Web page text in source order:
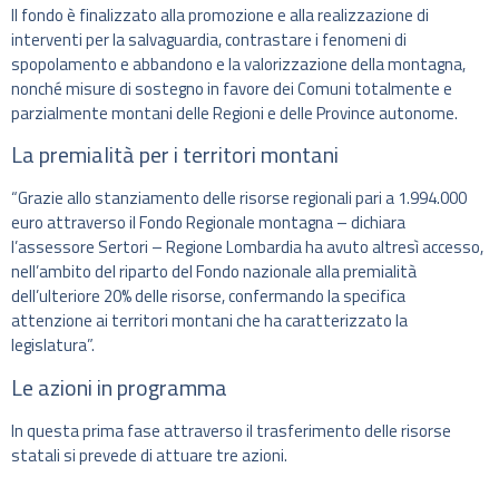
Il fondo è finalizzato alla promozione e alla realizzazione di
interventi per la salvaguardia, contrastare i fenomeni di
spopolamento e abbandono e la valorizzazione della montagna,
nonché misure di sostegno in favore dei Comuni totalmente e
parzialmente montani delle Regioni e delle Province autonome.
La premialità per i territori montani
“Grazie allo stanziamento delle risorse regionali pari a 1.994.000
euro attraverso il Fondo Regionale montagna – dichiara
l’assessore Sertori – Regione Lombardia ha avuto altresì accesso,
nell’ambito del riparto del Fondo nazionale alla premialità
dell’ulteriore 20% delle risorse, confermando la specifica
attenzione ai territori montani che ha caratterizzato la
legislatura”.
Le azioni in programma
In questa prima fase attraverso il trasferimento delle risorse
statali si prevede di attuare tre azioni.